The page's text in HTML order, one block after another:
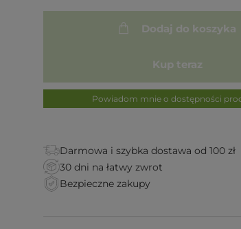
Dodaj do koszyka
Kup teraz
Powiadom mnie o dostępności
Darmowa i szybka dostawa od 100 zł
30 dni na łatwy zwrot
Bezpieczne zakupy